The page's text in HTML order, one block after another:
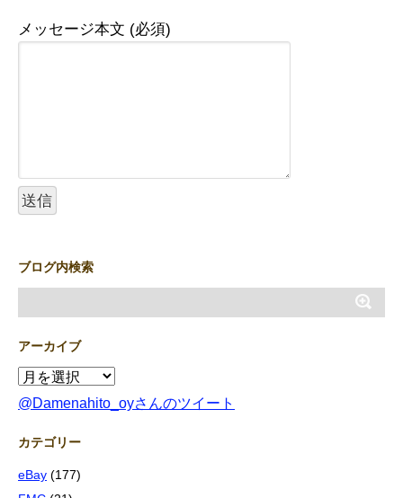
メッセージ本文 (必須)
ブログ内検索
アーカイブ
@Damenahito_oyさんのツイート
カテゴリー
eBay (177)